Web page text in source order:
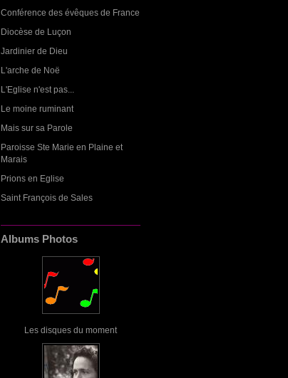
Conférence des évêques de France
Diocèse de Luçon
Jardinier de Dieu
L'arche de Noë
L'Eglise n'est pas...
Le moine ruminant
Mais sur sa Parole
Paroisse Ste Marie en Plaine et
Marais
Prions en Eglise
Saint François de Sales
Albums Photos
Les disques du moment